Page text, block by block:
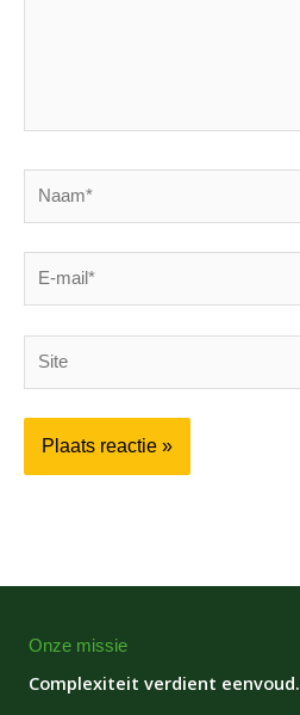
mail*
Onze missie
Complexiteit verdient eenvoud.